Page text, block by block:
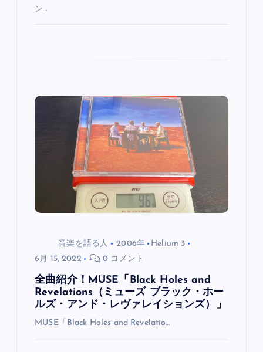
ン…
音楽を語る人 2006年
Helium 3
6月 15, 2022
0 コメント
全曲紹介！MUSE「Black Holes and
Revelations（ミューズ ブラック・ホー
ルズ・アンド・レヴァレイションズ）」
MUSE「Black Holes and Revelatio…